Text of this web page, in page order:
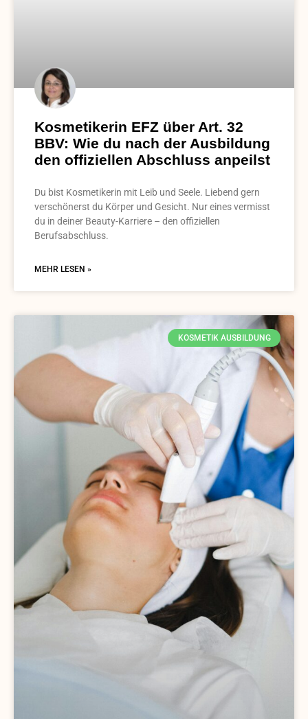
Kosmetikerin EFZ über Art. 32
BBV: Wie du nach der Ausbildung
den offiziellen Abschluss anpeilst
Du bist Kosmetikerin mit Leib und Seele. Liebend gern
verschönerst du Körper und Gesicht. Nur eines vermisst
du in deiner Beauty-Karriere – den offiziellen
Berufsabschluss.
MEHR LESEN »
KOSMETIK AUSBILDUNG